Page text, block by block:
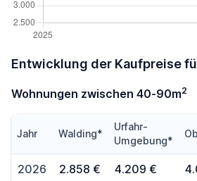
Entwicklung der Kaufpreise
Wohnungen zwischen 40-90m2
Jahr Walding*
Urfahr-
Umgebung*
2026 2.858 € 4.209 €